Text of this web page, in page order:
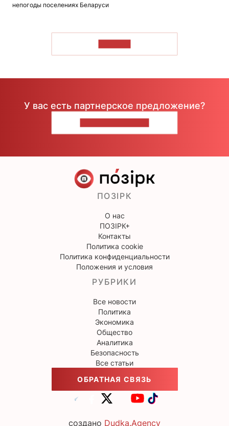
непогоды поселениях Беларуси
У вас есть партнерское предложение?
ПОЗІРК
О нас
ПОЗІРК+
Контакты
Политика cookie
Политика конфиденциальности
Положения и условия
РУБРИКИ
Все новости
Политика
Экономика
Общество
Аналитика
Безопасность
Все статьи
ОБРАТНАЯ СВЯЗЬ
создано Dudka.Agency